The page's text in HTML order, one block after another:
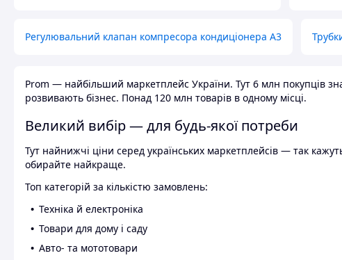
Регулювальний клапан компресора кондиціонера А3
Prom — найбільший маркетплейс України. Тут 6 млн покупців
розвивають бізнес. Понад 120 млн товарів в одному місці.
Великий вибір — для будь-якої потреби
Тут найнижчі ціни серед українських маркетплейсів — так
обирайте найкраще.
Топ категорій за кількістю замовлень:
Техніка й електроніка
Товари для дому і саду
Авто- та мототовари